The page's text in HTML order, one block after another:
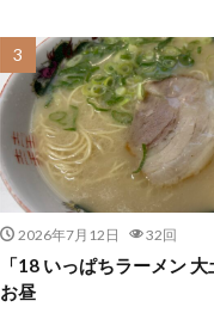
2026年7月12日 32回
「18 いっぱちラーメン
お昼